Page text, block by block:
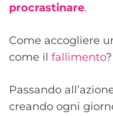
procrastinare.
Come accogliere
come il fallimento?
Passando
creando ogni